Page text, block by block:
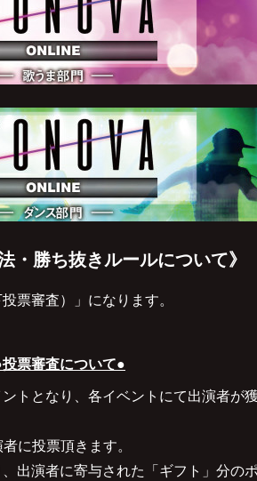
・勝ち抜きルールについて》
票審査）」になります。
票審査について●
トとなり、各イベントにて出演者が
に投票頂きます。
出演者に寄与された「ギフト」分の